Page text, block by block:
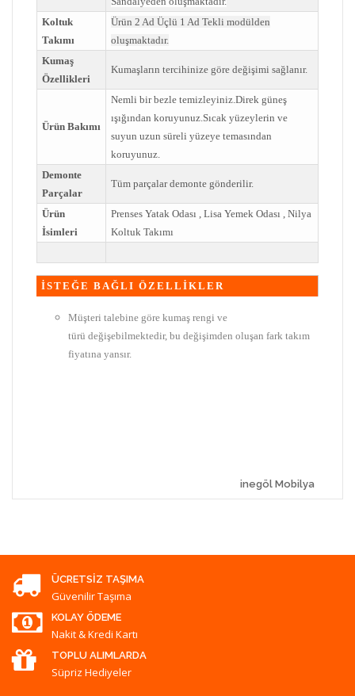
Koltuk
Takımı
Ürün 2 Ad Üçlü 1 Ad Tekli modülden
oluşmaktadır.
Kumaş
Özellikleri
Kumaşların tercihinize göre değişimi sağlanır.
Ürün Bakımı
Nemli bir bezle temizleyiniz.Direk güneş
ışığından koruyunuz.Sıcak yüzeylerin ve
suyun uzun süreli yüzeye temasından
koruyunuz.
Demonte
Parçalar
Tüm parçalar demonte gönderilir.
Ürün
İsimleri
Prenses Yatak Odası , Lisa Yemek Odası , Nilya
Koltuk Takımı
İSTEĞE BAĞLI ÖZELLİKLER
Müşteri talebine göre kumaş rengi ve
türü değişebilmektedir, bu değişimden oluşan fark takım
fiyatına yansır.
inegöl Mobilya
ÜCRETSIZ TAŞIMA
Güvenilir Taşıma
KOLAY ÖDEME
Nakit & Kredi Kartı
TOPLU ALIMLARDA
Süpriz Hediyeler